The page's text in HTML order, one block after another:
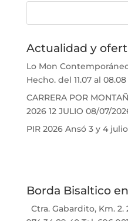
Actualidad y
Lo Mon
Hecho. del 11.07 al 08.08
CARRERA POR
2026 12 JULIO 08/07/
PIR 2026 Ansó 3 y 4 julio
Borda Bisaltico
Ctra. Gabardito, Km. 2.